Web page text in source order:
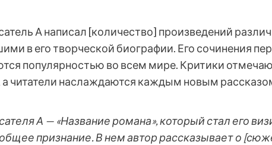
А написал [количество] произведений
в его творческой биографии. Его сочинения
популярностью во всем мире. Критики
а читатели наслаждаются каждым новым
А — «Название романа», который стал его
признание. В нем автор рассказывает о